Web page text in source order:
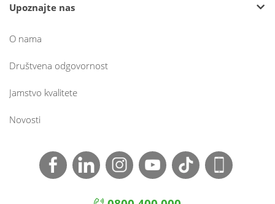
Upoznajte nas
O nama
Društvena odgovornost
Jamstvo kvalitete
Novosti